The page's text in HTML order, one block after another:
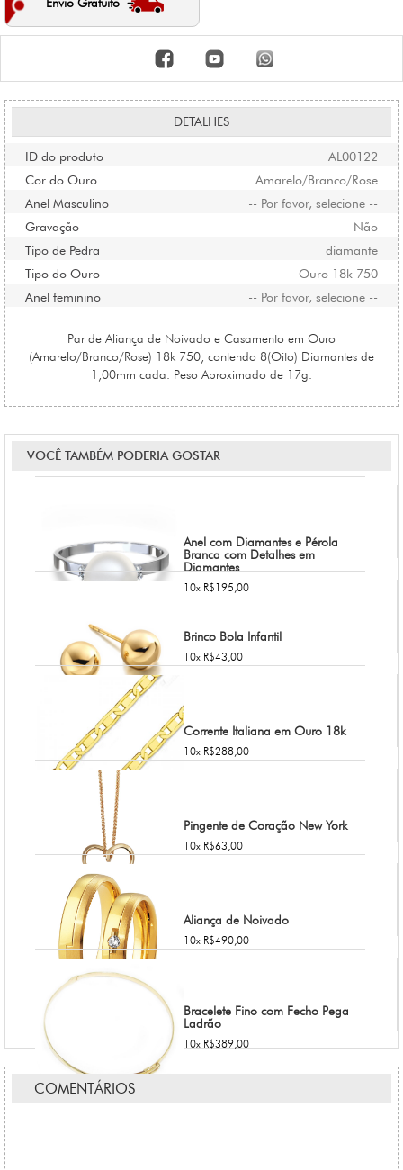
DETALHES
ID do produto AL00122
Cor do Ouro Amarelo/Branco/Rose
Anel Masculino -- Por favor, selecione --
Gravação Não
Tipo de Pedra diamante
Tipo do Ouro Ouro 18k 750
Anel feminino -- Por favor, selecione --
Par de Aliança de Noivado e Casamento em Ouro
(Amarelo/Branco/Rose) 18k 750, contendo 8(Oito) Diamantes de
1,00mm cada. Peso Aproximado de 17g.
VOCÊ TAMBÉM PODERIA GOSTAR
Anel com Diamantes e Pérola
Branca com Detalhes em
Diamantes
10x R$195,00
Brinco Bola Infantil
10x R$43,00
Corrente Italiana em Ouro 18k
10x R$288,00
Pingente de Coração New York
10x R$63,00
Aliança de Noivado
10x R$490,00
Bracelete Fino com Fecho Pega
Ladrão
10x R$389,00
COMENTÁRIOS